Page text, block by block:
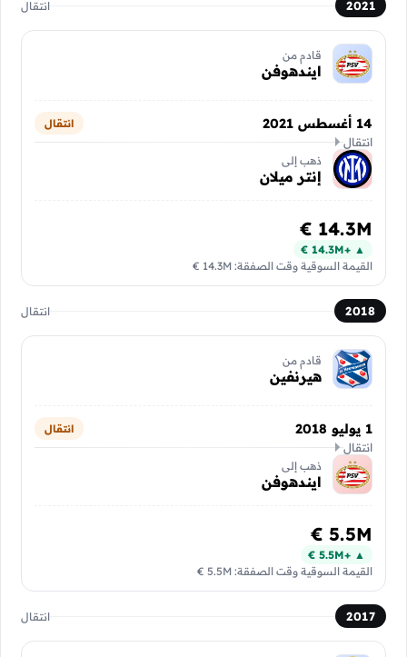
2021 انتقال
قادم من
ايندهوفن
14 أغسطس 2021 انتقال
انتقال
ذهب إلى
إنتر ميلان
14.3M €
▲ +14.3M €
القيمة السوقية وقت الصفقة: 14.3M €
2018 انتقال
قادم من
هيرنفين
1 يوليو 2018 انتقال
انتقال
ذهب إلى
ايندهوفن
5.5M €
▲ +5.5M €
القيمة السوقية وقت الصفقة: 5.5M €
2017 انتقال